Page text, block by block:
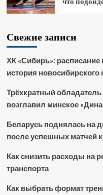
Свежие записи
ХК «Сибирь»: расписание
история новосибирского
Трёхкратный
возглавил минское
Беларусь поднялась на
после успешных матчей
Как снизить расходы на
транспорта
Как выбрать формат